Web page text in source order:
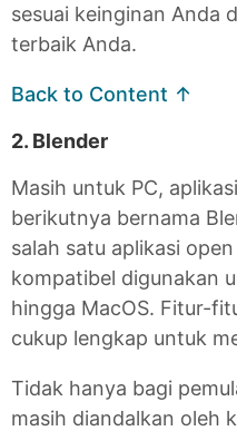
sesuai keinginan Anda
terbaik Anda.
Back to Content ↑
2. Blender
Masih untuk PC,
berikutnya bernama
salah satu aplikasi
kompatibel digunakan
hingga MacOS. Fitur-
cukup lengkap untuk
Tidak hanya bagi
masih diandalkan oleh